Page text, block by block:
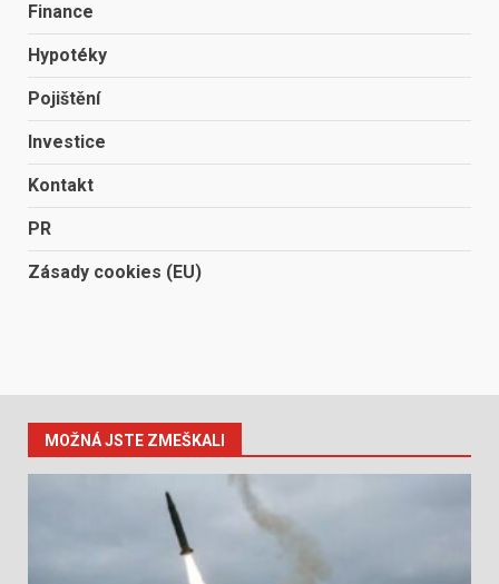
Finance
Hypotéky
Pojištění
Investice
Kontakt
PR
Zásady cookies (EU)
MOŽNÁ JSTE ZMEŠKALI